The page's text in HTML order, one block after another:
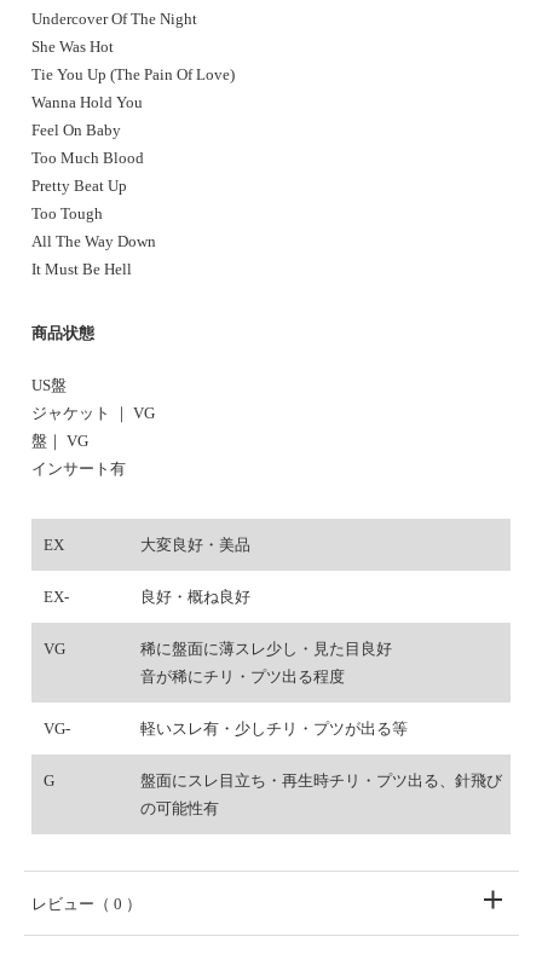
Undercover Of The Night
She Was Hot
Tie You Up (The Pain Of Love)
Wanna Hold You
Feel On Baby
Too Much Blood
Pretty Beat Up
Too Tough
All The Way Down
It Must Be Hell
商品状態
US盤
ジャケット ｜ VG
盤｜ VG
インサート有
EX 大変良好・美品
EX- 良好・概ね良好
VG
稀に盤面に薄スレ少し・見た目良好
音が稀にチリ・プツ出る程度
VG- 軽いスレ有・少しチリ・プツが出る等
G
盤面にスレ目立ち・再生時チリ・プツ出る、針飛び
の可能性有
レビュー （ 0 ）